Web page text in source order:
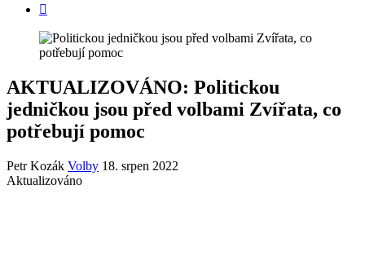
AKTUALIZOVÁNO: Politickou
jedničkou jsou před volbami Zvířata, co
potřebují pomoc
Petr Kozák Volby 18. srpen 2022
Aktualizováno